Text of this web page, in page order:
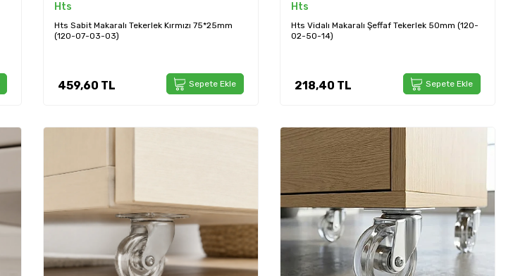
Hts
Hts Sabit Makaralı Tekerlek Kırmızı 75*25mm
(120-07-03-03)
459,60 TL Sepete Ekle
Hts
Hts Vidalı Makaralı Şeffaf Tekerlek 50mm (120-
02-50-14)
218,40 TL Sepete Ekle